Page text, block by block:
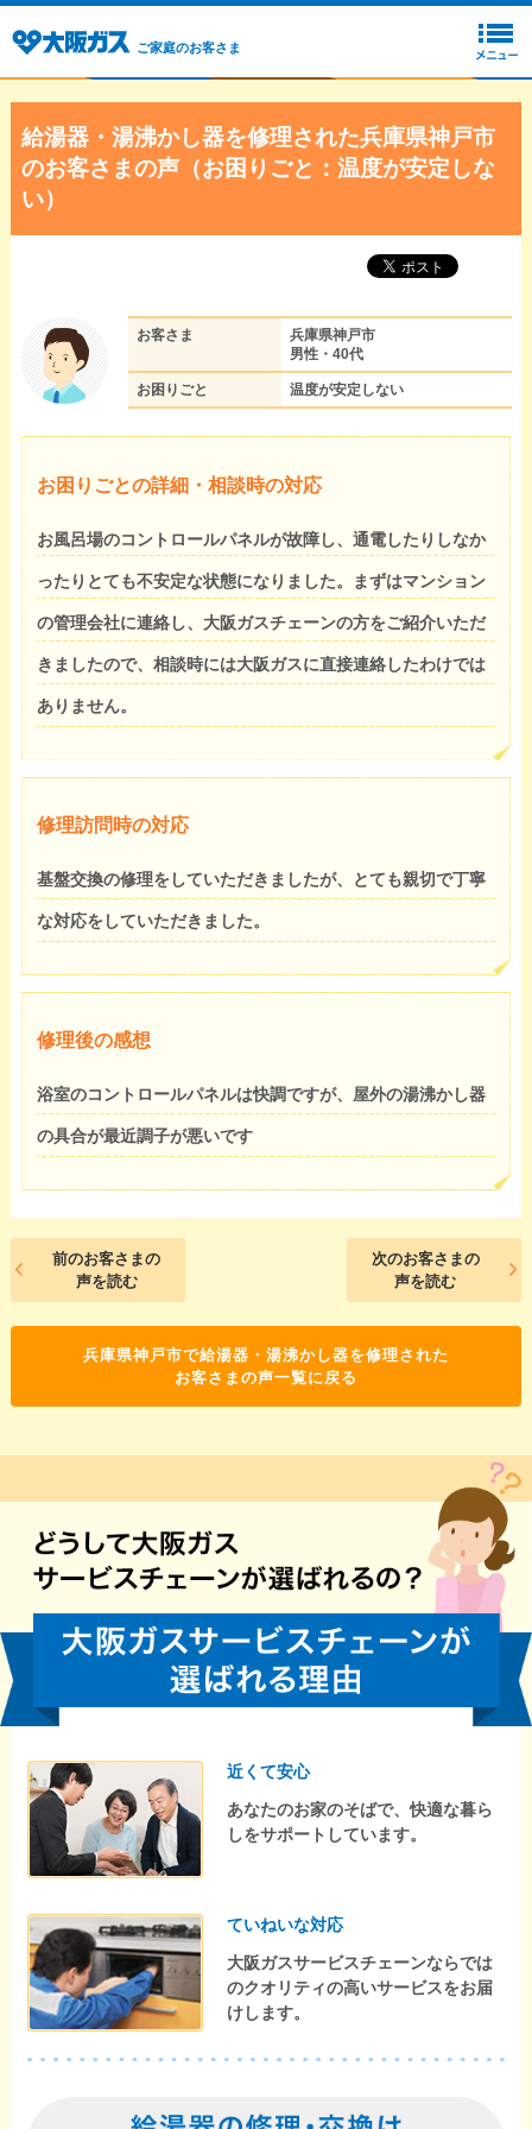
ご家庭のお客さま
給湯器・湯沸かし器を修理された兵庫県神戸市
のお客さまの声（お困りごと：温度が安定しな
い）
お客さま
兵庫県神戸市
男性・40代
お困りごと 温度が安定しない
お困りごとの詳細・相談時の対応
お風呂場のコントロールパネルが故障し、通電したりしなか
ったりとても不安定な状態になりました。まずはマンション
の管理会社に連絡し、大阪ガスチェーンの方をご紹介いただ
きましたので、相談時には大阪ガスに直接連絡したわけでは
ありません。
修理訪問時の対応
基盤交換の修理をしていただきましたが、とても親切で丁寧
な対応をしていただきました。
修理後の感想
浴室のコントロールパネルは快調ですが、屋外の湯沸かし器
の具合が最近調子が悪いです
前のお客さまの
声を読む
次のお客さまの
声を読む
兵庫県神戸市で給湯器・湯沸かし器を修理された
お客さまの声一覧に戻る
近くて安心
あなたのお家のそばで、快適な暮ら
しをサポートしています。
ていねいな対応
大阪ガスサービスチェーンならでは
のクオリティの高いサービスをお届
けします。